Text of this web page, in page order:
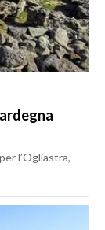
l’Ogliastra,